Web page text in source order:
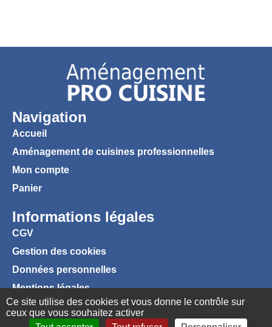
Navigation
Accueil
Aménagement de cuisines professionnelles
Mon compte
Panier
Informations légales
CGV
Gestion des cookies
Données personnelles
Mentions légales
Ce site utilise des cookies et vous donne le contrôle sur
ceux que vous souhaitez activer